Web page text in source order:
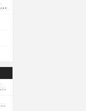
Avsnitt 210! Special! Bone Thugs n Harmonys album E.1999 Eternal